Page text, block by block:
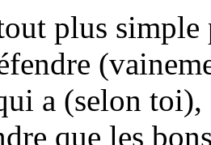
plus
a (selon
que les